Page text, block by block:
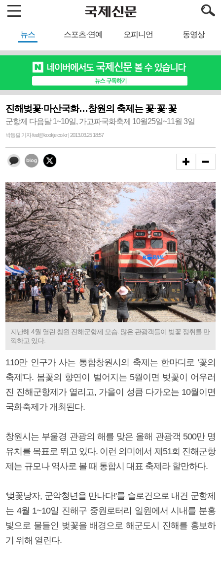
뉴스 스포츠·연예 오피니언 동영상
진해벚꽃·마산국화…창원의 축제는 꽃·꽃·꽃
군항제 다음달 1~10일, 가고파국화축제 10월25일~11월 3일
박동필 기자 feel@kookje.co.kr | 2013.03.25 18:57
지난해 4월 열린 창원 진해군항제 모습. 많은 관광객들이 벚꽃 정취를 만
끽하고 있다.
110만 인구가 사는 통합창원시의 축제는 한마디로 '꽃의
축제'다. 봄꽃의 향연이 벌어지는 5월이면 벚꽃이 어우러
진 진해군항제가 열리고, 가을이 성큼 다가오는 10월이면
국화축제가 개최된다.
창원시는 부울경 관광의 해를 맞은 올해 관광객 500만 명
유치를 목표로 뛰고 있다. 이런 의미에서 제51회 진해군항
제는 규모나 역사로 볼 때 통합시 대표 축제라 할만하다.
'벚꽃낭자, 군악청년을 만나다!'를 슬로건으로 내건 군항제
는 4월 1~10일 진해구 중원로터리 일원에서 시내를 분홍
빛으로 물들인 벚꽃을 배경으로 해군도시 진해를 홍보하
기 위해 열린다.